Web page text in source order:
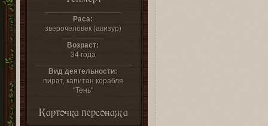
Раса:
зверочеловек (авизур)
Возраст:
34 года
Вид деятельности:
пират, капитан корабля
"Тень"
Карточка персонажа